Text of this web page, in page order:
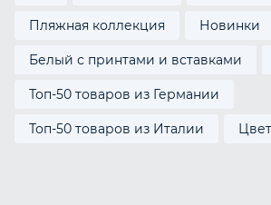
Пляжная коллекция Новинки
Белый с принтами и вставками
Топ-50 товаров из Германии
Топ-50 товаров из Италии